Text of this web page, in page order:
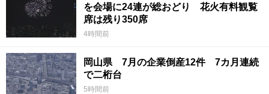
を会場に24連が総おどり 花火有料観覧
席は残り350席
4時間前
岡山県 7月の企業倒産12件 7カ月連続
で二桁台
5時間前